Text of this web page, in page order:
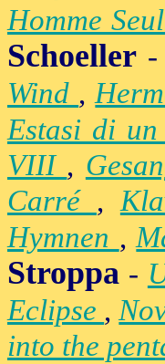
Homme Seul
Schoeller -
Wind ,
Estasi di un
VIII ,
Carré ,
Hymnen ,
Stroppa -
Eclipse ,
into the